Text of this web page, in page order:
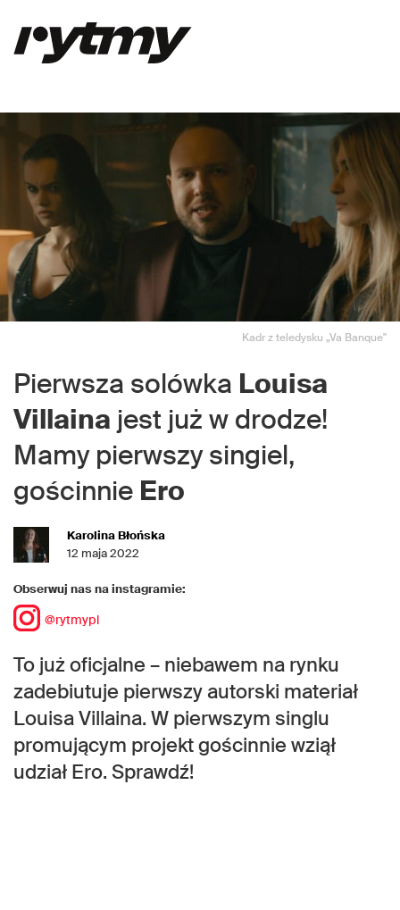
Kadr z teledysku „Va Banque"
Pierwsza solówka Louisa
Villaina jest już w drodze!
Mamy pierwszy singiel,
gościnnie Ero
Karolina Błońska
12 maja 2022
Obserwuj nas na instagramie:
@rytmypl
To już oficjalne – niebawem na rynku
zadebiutuje pierwszy autorski materiał
Louisa Villaina. W pierwszym singlu
promującym projekt gościnnie wziął
udział Ero. Sprawdź!